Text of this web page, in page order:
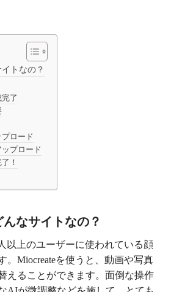
トなの？
了
ロード
プロード
！
なサイトなの？
以上のユーザーに使われている顔
。Miocreateを使うと、動画や写真
えることができます。面倒な操作